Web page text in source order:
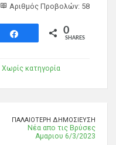
Αριθμός Προβολών: 58
0
SHARES
Χωρίς κατηγορία
ΠΑΛΑΙΌΤΕΡΗ ΔΗΜΟΣΊΕΥΣΗ
Νέα απο τις Βρύσες
Αμαριου 6/3/2023